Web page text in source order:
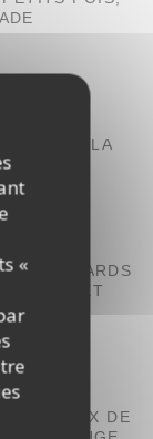
«
À LA
D'ÉPINARDS
NOIR ET
CRÉMEUX DE